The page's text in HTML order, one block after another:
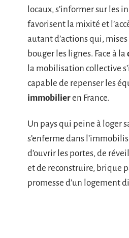
locaux, s’informer sur les
favorisent la mixité et
autant d’actions qui,
bouger les lignes. Face à la
la mobilisation collective
capable de repenser les
immobilieren France.
Un pays qui peine à loger
s’enferme dans
d’ouvrir les portes, de
et de reconstruire, brique
promesse d’un logement